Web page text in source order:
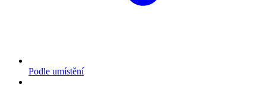
Podle umístění